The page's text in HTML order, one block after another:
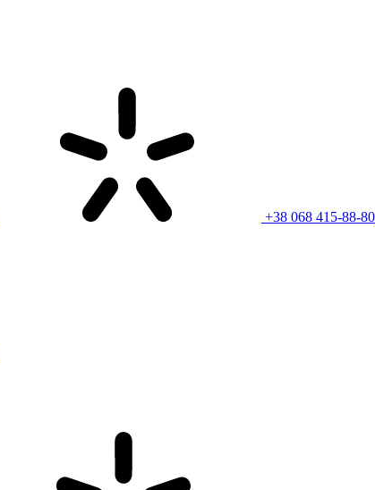
+38 068 415-88-80